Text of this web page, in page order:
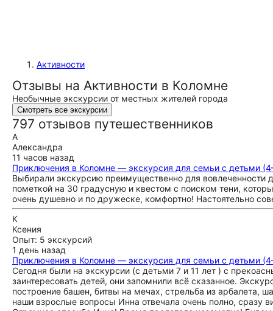
Активности
Отзывы на Активности в Коломне
Необычные экскурсии от местных жителей города
Смотреть все экскурсии
797 отзывов путешественников
А
Александра
11 часов назад
Приключения в Коломне — экскурсия для семьи с детьми
Выбирали экскурсию преимущественно для вовлеченности
пометкой на 30 градусную и квестом с поиском тени,
очень душевно и по дружеске, комфортно! Настоятельно
К
Ксения
Опыт: 5 экскурсий
1 день назад
Приключения в Коломне — экскурсия для семьи с детьми
Сегодня были на экскурсии (с детьми 7 и 11 лет ) с
заинтересовать детей, они запомнили всё сказанное.
построение башен, битвы на мечах, стрельба из арбалета,
наши взрослые вопросы Инна отвечала очень полно, сразу